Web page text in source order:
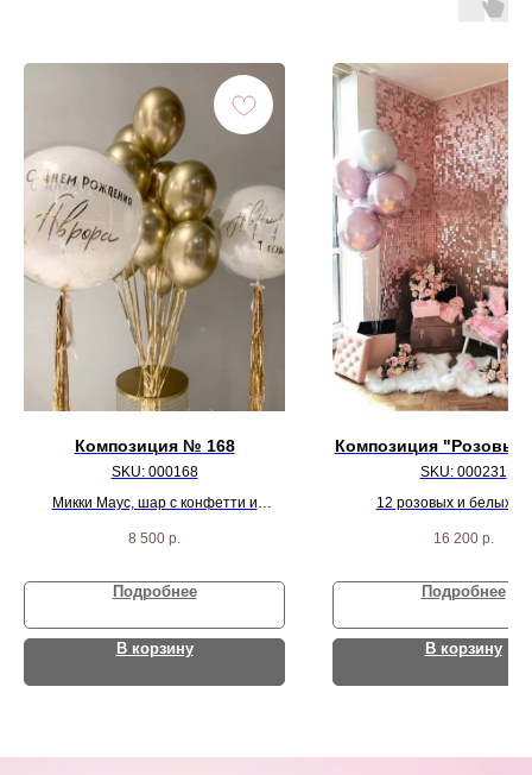
Композиция № 168
SKU: 000168
Микки Маус, шар с конфетти и
пастель шаров
8 500 р.
Подробнее
В корзину
Композиция "Розовые
SKU: 000231
12 розовых и белых
16 200 р.
Подробнее
В корзину